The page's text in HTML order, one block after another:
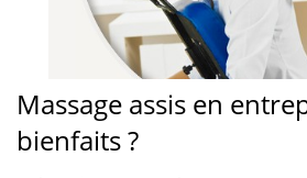
Massage assis en
bienfaits ?